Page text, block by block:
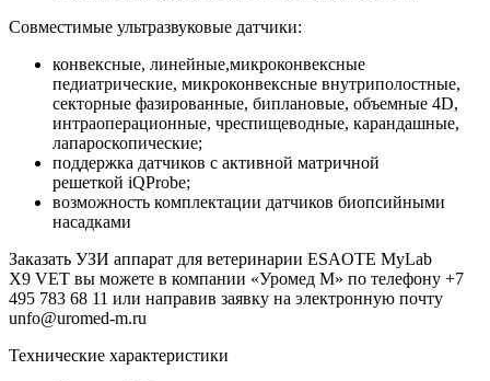
Совместимые ультразвуковые датчики:
конвексные, линейные,микроконвексные
педиатрические, микроконвексные внутриполостные,
секторные фазированные, биплановые, объемные 4D,
интраоперационные, чреспищеводные, карандашные,
лапароскопические;
поддержка датчиков с активной матричной
решеткой iQProbe;
возможность комплектации датчиков биопсийными
насадками
Заказать УЗИ аппарат для ветеринарии ESAOTE MyLab
X9 VET вы можете в компании «Уромед М» по телефону +7
495 783 68 11 или направив заявку на электронную почту
unfo@uromed-m.ru
Технические характеристики